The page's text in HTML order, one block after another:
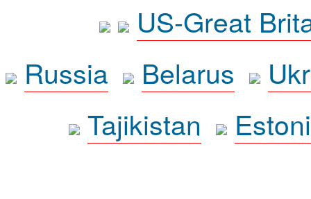
US-Great
Russia
Belarus
Tajikistan